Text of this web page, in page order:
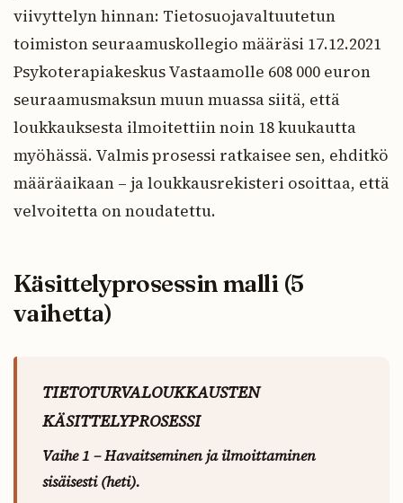
viivyttelyn hinnan: Tietosuojavaltuutetun
toimiston seuraamuskollegio määräsi 17.12.2021
Psykoterapiakeskus Vastaamolle 608 000 euron
seuraamusmaksun muun muassa siitä, että
loukkauksesta ilmoitettiin noin 18 kuukautta
myöhässä. Valmis prosessi ratkaisee sen, ehditkö
määräaikaan – ja loukkausrekisteri osoittaa, että
velvoitetta on noudatettu.
Käsittelyprosessin malli (5
vaihetta)
TIETOTURVALOUKKAUSTEN
KÄSITTELYPROSESSI
Vaihe 1 – Havaitseminen ja ilmoittaminen
sisäisesti (heti).